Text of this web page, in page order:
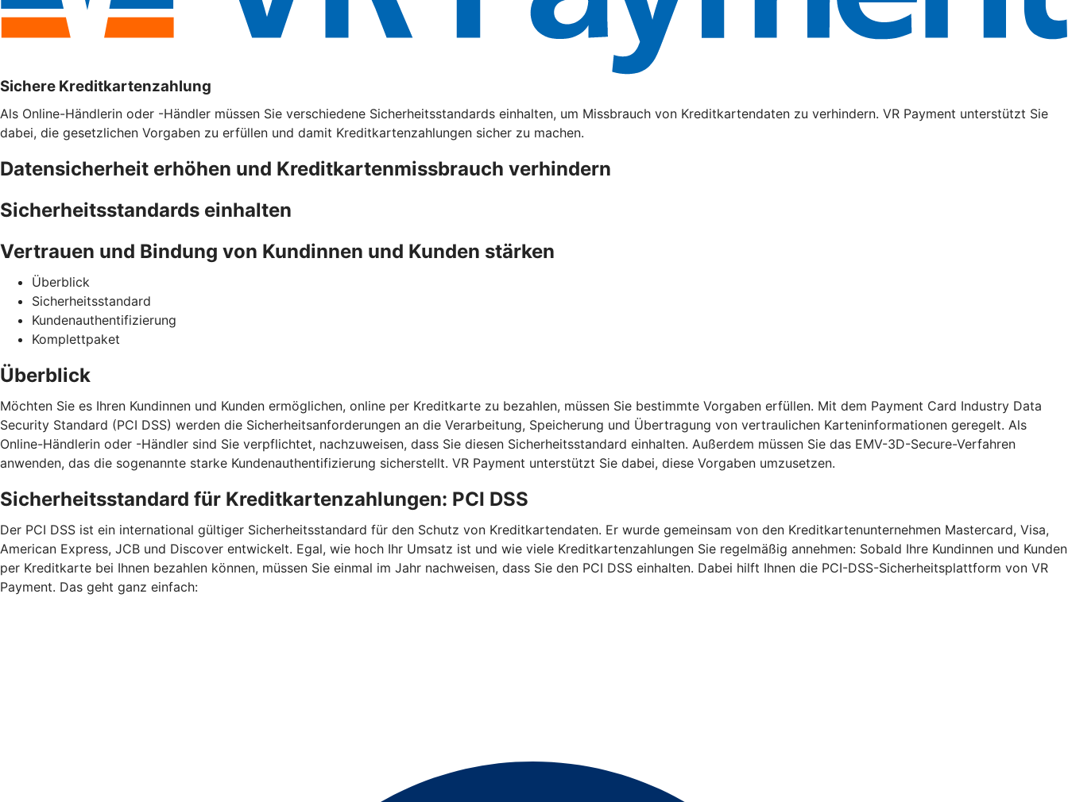
Sichere Kreditkartenzahlung
Als Online-Händlerin oder -Händler müssen Sie verschiedene Sicherheitsstandards einhalten, um Missbrauch von Kreditkartendaten zu verhindern. VR Payment unterstützt Sie
dabei, die gesetzlichen Vorgaben zu erfüllen und damit Kreditkartenzahlungen sicher zu machen.
Datensicherheit erhöhen und Kreditkartenmissbrauch verhindern
Sicherheitsstandards einhalten
Vertrauen und Bindung von Kundinnen und Kunden stärken
Überblick
Sicherheitsstandard
Kundenauthentifizierung
Komplettpaket
Überblick
Möchten Sie es Ihren Kundinnen und Kunden ermöglichen, online per Kreditkarte zu bezahlen, müssen Sie bestimmte Vorgaben erfüllen. Mit dem Payment Card Industry Data
Security Standard (PCI DSS) werden die Sicherheitsanforderungen an die Verarbeitung, Speicherung und Übertragung von vertraulichen Karteninformationen geregelt. Als
Online-Händlerin oder -Händler sind Sie verpflichtet, nachzuweisen, dass Sie diesen Sicherheitsstandard einhalten. Außerdem müssen Sie das EMV-3D-Secure-Verfahren
anwenden, das die sogenannte starke Kundenauthentifizierung sicherstellt. VR Payment unterstützt Sie dabei, diese Vorgaben umzusetzen.
Sicherheitsstandard für Kreditkartenzahlungen: PCI DSS
Der PCI DSS ist ein international gültiger Sicherheitsstandard für den Schutz von Kreditkartendaten. Er wurde gemeinsam von den Kreditkartenunternehmen Mastercard, Visa,
American Express, JCB und Discover entwickelt. Egal, wie hoch Ihr Umsatz ist und wie viele Kreditkartenzahlungen Sie regelmäßig annehmen: Sobald Ihre Kundinnen und Kunden
per Kreditkarte bei Ihnen bezahlen können, müssen Sie einmal im Jahr nachweisen, dass Sie den PCI DSS einhalten. Dabei hilft Ihnen die PCI-DSS-Sicherheitsplattform von VR
Payment. Das geht ganz einfach: